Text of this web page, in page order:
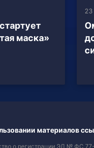
маска»
23
материалов
о регистрации ЭЛ № ФС